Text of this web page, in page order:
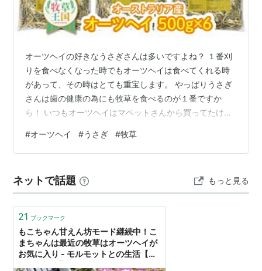
オーツヘイの好きなうさぎさんは多いですよね？ １番刈
りを食べなくなった時でもオーツヘイは食べてくれる時
があって、その時はとても重宝します。 やっぱりうさぎ
さんは歯の健康の為にも牧草を食べるのが１番ですか
ら！ いつもオーツヘイはマペットさんから買ってたけれ
が少なくなっていました。 なので、他に安くて質の良い
オーツヘイはないかと探していたら、今回、楽天市場か
てうさぎさんの食いつきも良い。 それがこちらです。
【人気商品】うさぎ牧草 ウサギ オーツヘイ 500g×6袋
オーストラリア産 牧草王国 う…
#オーツヘイ #うさぎ #牧草
ネットで話題 もっと見る
21 ブックマーク
もこちゃん甘えん坊モード継続中！こ
まちゃんは最近の牧草はオーツヘイが
お気に入り - モルモットとの生活【お